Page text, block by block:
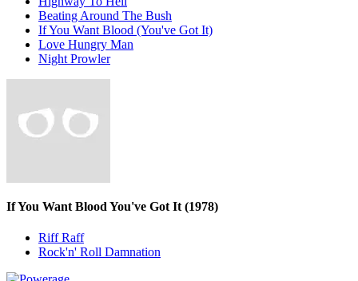
Beating Around The Bush
If You Want Blood (You've Got It)
Love Hungry Man
Night Prowler
If You Want Blood You've Got It (1978)
Riff Raff
Rock'n' Roll Damnation